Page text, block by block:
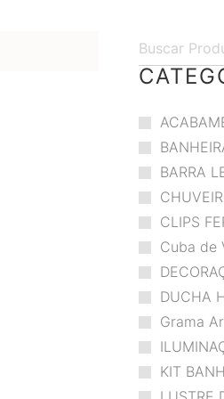
BARRA
CLIPS
Cuba de
DUCHA
Grama
KIT